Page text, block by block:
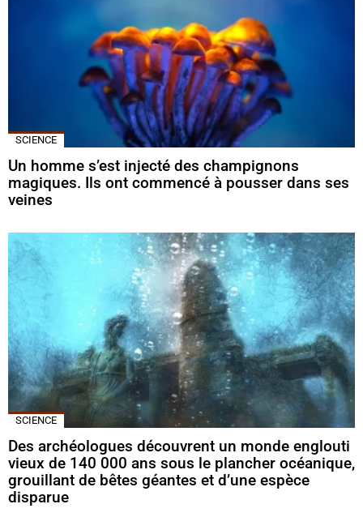
SCIENCE
Un homme s’est injecté des champignons
magiques. Ils ont commencé à pousser dans ses
veines
SCIENCE
Des archéologues découvrent un monde englouti
vieux de 140 000 ans sous le plancher océanique,
grouillant de bêtes géantes et d’une espèce
disparue